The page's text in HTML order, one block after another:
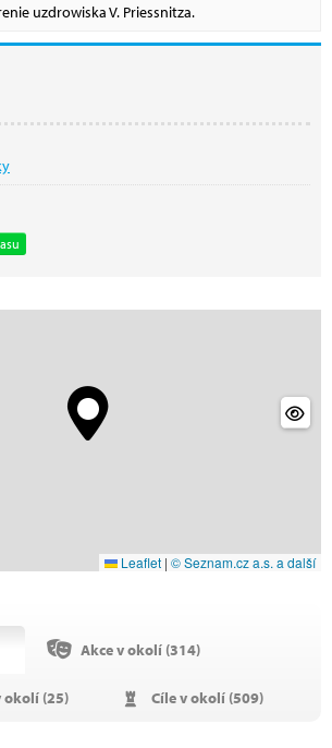
uzdrowiska V. Priessnitza.
Leaflet | © Seznam.cz a.s. a další
Akce v okolí (314)
okolí (25) Cíle v okolí (509)